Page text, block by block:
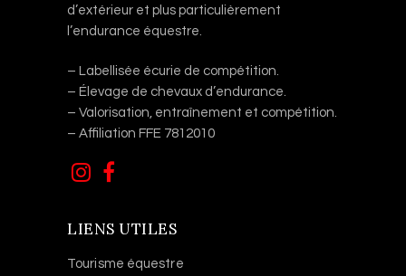
d’extérieur et plus particulièrement
l’endurance équestre.
– Labellisée écurie de compétition.
– Élevage de chevaux d’endurance.
– Valorisation, entraînement et compétition.
– Affiliation FFE 7812010
LIENS UTILES
Tourisme équestre